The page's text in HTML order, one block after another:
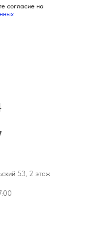
согласие на
53, 2 этаж